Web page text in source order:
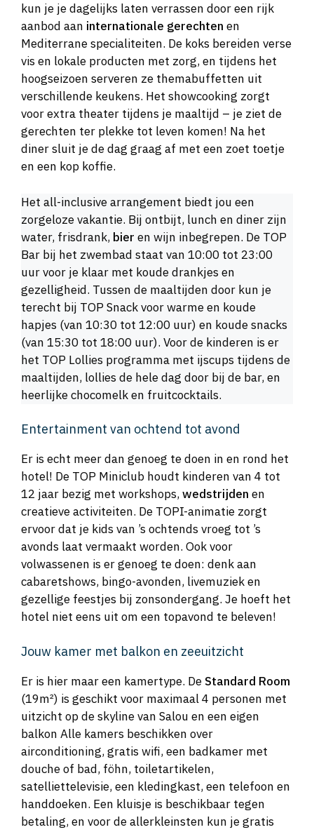
kun je je dagelijks laten verrassen door een rijk
aanbod aan internationale gerechten en
Mediterrane specialiteiten. De koks bereiden verse
vis en lokale producten met zorg, en tijdens het
hoogseizoen serveren ze themabuffetten uit
verschillende keukens. Het showcooking zorgt
voor extra theater tijdens je maaltijd – je ziet de
gerechten ter plekke tot leven komen! Na het
diner sluit je de dag graag af met een zoet toetje
en een kop koffie.
Het all-inclusive arrangement biedt jou een
zorgeloze vakantie. Bij ontbijt, lunch en diner zijn
water, frisdrank, bier en wijn inbegrepen. De TOP
Bar bij het zwembad staat van 10:00 tot 23:00
uur voor je klaar met koude drankjes en
gezelligheid. Tussen de maaltijden door kun je
terecht bij TOP Snack voor warme en koude
hapjes (van 10:30 tot 12:00 uur) en koude snacks
(van 15:30 tot 18:00 uur). Voor de kinderen is er
het TOP Lollies programma met ijscups tijdens de
maaltijden, lollies de hele dag door bij de bar, en
heerlijke chocomelk en fruitcocktails.
Entertainment van ochtend tot avond
Er is echt meer dan genoeg te doen in en rond het
hotel! De TOP Miniclub houdt kinderen van 4 tot
12 jaar bezig met workshops,wedstrijden en
creatieve activiteiten. De TOPI-animatie zorgt
ervoor dat je kids van ’s ochtends vroeg tot ’s
avonds laat vermaakt worden. Ook voor
volwassenen is er genoeg te doen: denk aan
cabaretshows, bingo-avonden, livemuziek en
gezellige feestjes bij zonsondergang. Je hoeft het
hotel niet eens uit om een topavond te beleven!
Jouw kamer met balkon en zeeuitzicht
Er is hier maar een kamertype. DeStandard Room
(19m²) is geschikt voor maximaal 4 personen met
uitzicht op de skyline van Salou en een eigen
balkon Alle kamers beschikken over
airconditioning, gratis wifi, een badkamer met
douche of bad, föhn, toiletartikelen,
satelliettelevisie, een kledingkast, een telefoon en
handdoeken. Een kluisje is beschikbaar tegen
betaling, en voor de allerkleinsten kun je gratis